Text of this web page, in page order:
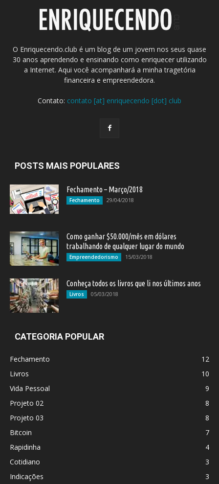
O Enriquecendo.club é um blog de um jovem nos seus quase
30 anos aprendendo e ensinando como enriquecer utilizando
a Internet. Aqui você acompanhará a minha tragetória
financeira e empreendedora.
Contato: contato [at] enriquecendo [dot] club
POSTS MAIS POPULARES
Fechamento – Março/2018
Fechamento 29/04/2018
Como ganhar $50.000/mês em dólares
trabalhando de qualquer lugar do mundo
Empreendedorismo 15/03/2018
Conheça todos os livros que li nos últimos anos
Livros 05/03/2018
CATEGORIA POPULAR
Fechamento
12
Livros
10
Vida Pessoal
9
Projeto 02
8
Projeto 03
8
Bitcoin
7
Rapidinha
4
Cotidiano
3
Indicações
3